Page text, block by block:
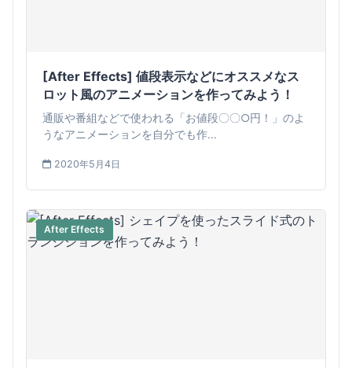
[After Effects] 値段表示などにオススメなス
ロット風のアニメーションを作ってみよう！
通販や番組などで使われる「お値段〇〇○円！」のよ
うなアニメーションを自分でも作...
2020年5月4日
After Effects